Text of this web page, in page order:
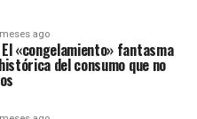
ago
«congelamiento» fantasma
del consumo que no